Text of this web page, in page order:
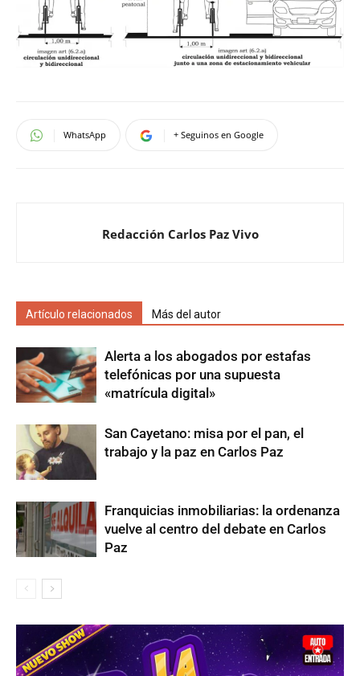
WhatsApp + Seguinos en Google
Redacción Carlos Paz Vivo
Artículo relacionados Más del autor
Alerta a los abogados por estafas
telefónicas por una supuesta
«matrícula digital»
San Cayetano: misa por el pan, el
trabajo y la paz en Carlos Paz
Franquicias inmobiliarias: la ordenanza
vuelve al centro del debate en Carlos
Paz